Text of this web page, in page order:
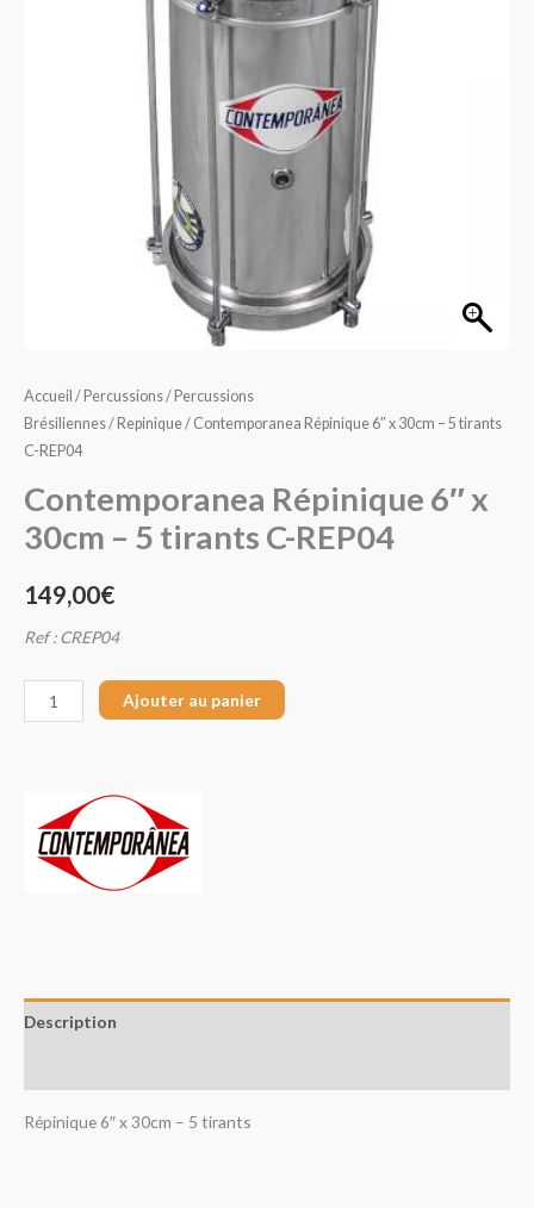
Accueil / Percussions/ Percussions
Brésiliennes/ Repinique/ Contemporanea Répinique 6″ x 30cm – 5 tirants
C-REP04
Contemporanea Répinique 6″ x
30cm – 5 tirants C-REP04
149,00€
Ref : CREP04
Ajouter au panier
Description
Répinique 6″ x 30cm – 5 tirants